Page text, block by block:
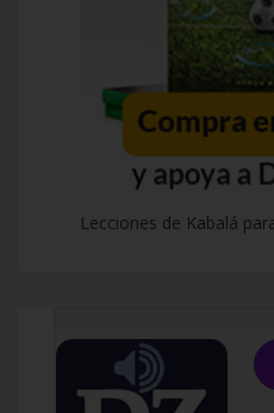
Lecciones de Kabalá